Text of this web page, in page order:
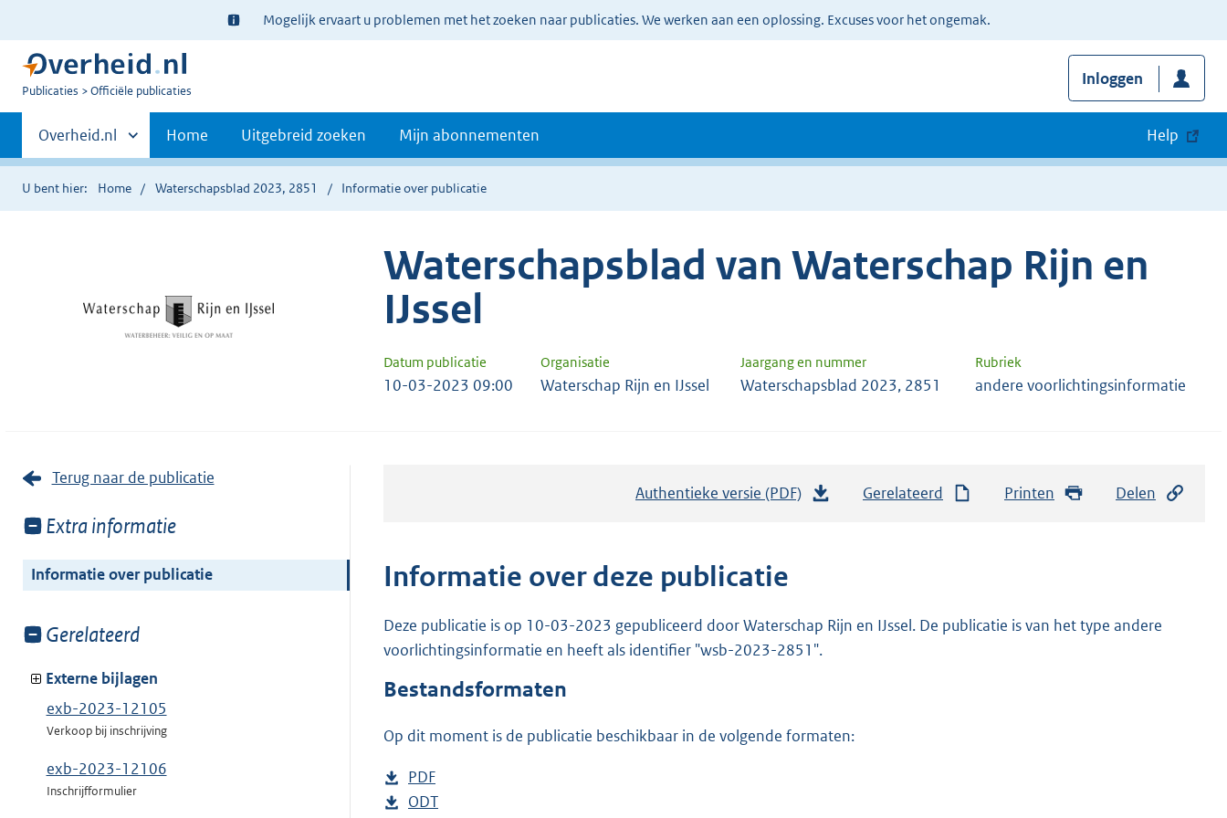
Ter
informatie:
Mogelijk ervaart u problemen met het zoeken naar publicaties. We werken aan een oplossing. Excuses voor het ongemak.
U
Publicaties Officiële publicaties
Inloggen
Primaire
navigatie
Andere
sites
binnen
Overheid.nl Home Uitgebreid zoeken Mijn abonnementen Help
U bent hier: Home Waterschapsblad 2023, 2851 Informatie over publicatie
Waterschapsblad van Waterschap Rijn en
IJssel
Datum publicatie Organisatie Jaargang en nummer Rubriek
10-03-2023 09:00 Waterschap Rijn en IJssel Waterschapsblad 2023, 2851 andere voorlichtingsinformatie
Terug naar de publicatie
Toon
van:
Extra informatie
Informatie over publicatie
Toon
van:
Gerelateerd
Externe bijlagen
exb-2023-12105
Verkoop bij inschrijving
exb-2023-12106
Inschrijfformulier
Authentieke versie (PDF)
d
o
Gerelateerd Printen Delen
Informatie over deze publicatie
Deze publicatie is op 10-03-2023 gepubliceerd door Waterschap Rijn en IJssel. De publicatie is van het type andere
voorlichtingsinformatie en heeft als identifier "wsb-2023-2851".
Bestandsformaten
Op dit moment is de publicatie beschikbaar in de volgende formaten:
D
o
PDF
e
D
ODT